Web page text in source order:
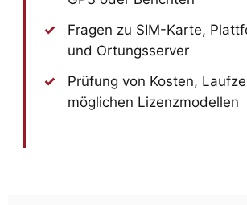
Fragen zu SIM-Karte,
und Ortungsserver
Prüfung von Kosten,
möglichen Lizenzmodellen